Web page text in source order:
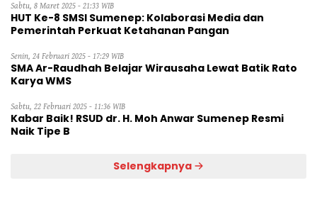
Sabtu, 8 Maret 2025 - 21:33 WIB
HUT Ke-8 SMSI Sumenep: Kolaborasi Media dan
Pemerintah Perkuat Ketahanan Pangan
Senin, 24 Februari 2025 - 17:29 WIB
SMA Ar-Raudhah Belajar Wirausaha Lewat Batik Rato
Karya WMS
Sabtu, 22 Februari 2025 - 11:36 WIB
Kabar Baik! RSUD dr. H. Moh Anwar Sumenep Resmi
Naik Tipe B
Selengkapnya